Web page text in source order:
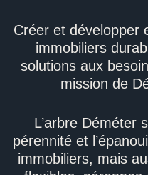
Créer et développer
immobiliers
solutions aux
mission de
L’arbre Déméter
pérennité et
immobiliers, mais